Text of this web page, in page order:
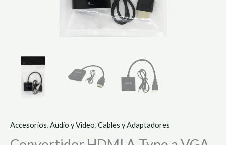
Accesorios, Audio y Video, Cables y Adaptadores